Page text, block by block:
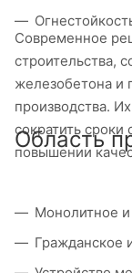
Современное
строительства,
железобетона и
производства.
сократить
повышении
Область
Монолитное
Гражданское